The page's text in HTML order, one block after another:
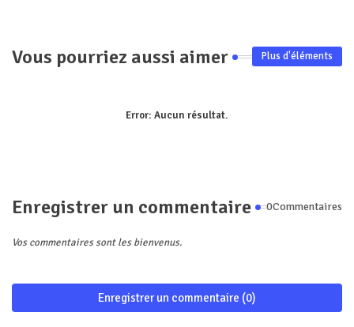
Vous pourriez aussi aimer Plus d'éléments
Error: Aucun résultat.
Enregistrer un commentaire 0Commentaires
Vos commentaires sont les bienvenus.
Enregistrer un commentaire (0)